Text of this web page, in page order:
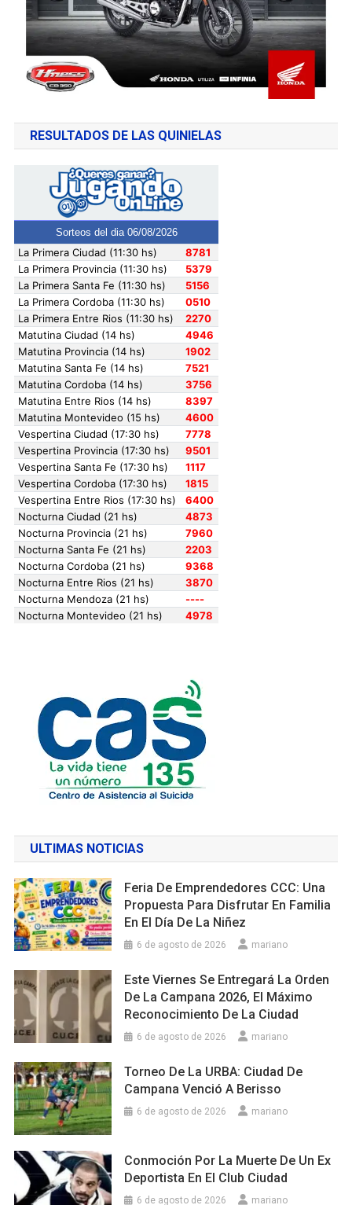
RESULTADOS DE LAS QUINIELAS
ULTIMAS NOTICIAS
Feria De Emprendedores CCC: Una
Propuesta Para Disfrutar En Familia
En El Día De La Niñez
6 de agosto de 2026 mariano
Este Viernes Se Entregará La Orden
De La Campana 2026, El Máximo
Reconocimiento De La Ciudad
6 de agosto de 2026 mariano
Torneo De La URBA: Ciudad De
Campana Venció A Berisso
6 de agosto de 2026 mariano
Conmoción Por La Muerte De Un Ex
Deportista En El Club Ciudad
6 de agosto de 2026 mariano